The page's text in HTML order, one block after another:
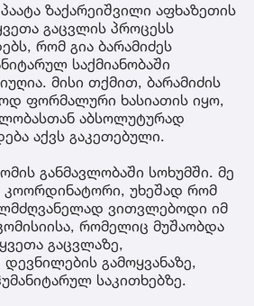
ზაქარეიშვილი აფხაზეთის
გაცვლის პროცესს
რომ გია ბარამიძეს
საქმიანობაში
მისი თქმით, ბარამიძის
ფორმალური ხასიათის იყო,
აბსოლუტურად
აქვს გაკეთებული.
განმავლობაში სოხუმში. მე
უხეშად რომ
ვითვლებოდი იმ
რომელიც მუშაობდა
გაცვლაზე,
გამოყვანაზე,
საკითხებზე.